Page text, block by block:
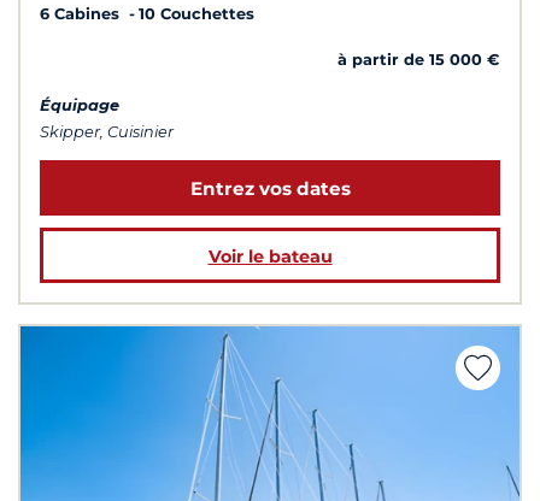
6 Cabines
10 Couchettes
à partir de 15 000 €
Équipage
Skipper, Cuisinier
Entrez vos dates
Voir le bateau